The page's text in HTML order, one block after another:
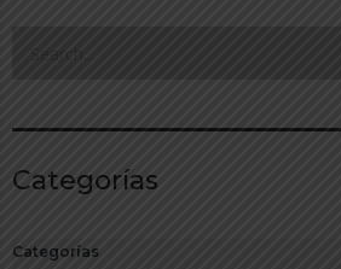
Categorías
Categorías